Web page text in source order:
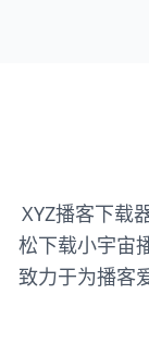
XYZ播客下载
松下载小宇宙
致力于为播客